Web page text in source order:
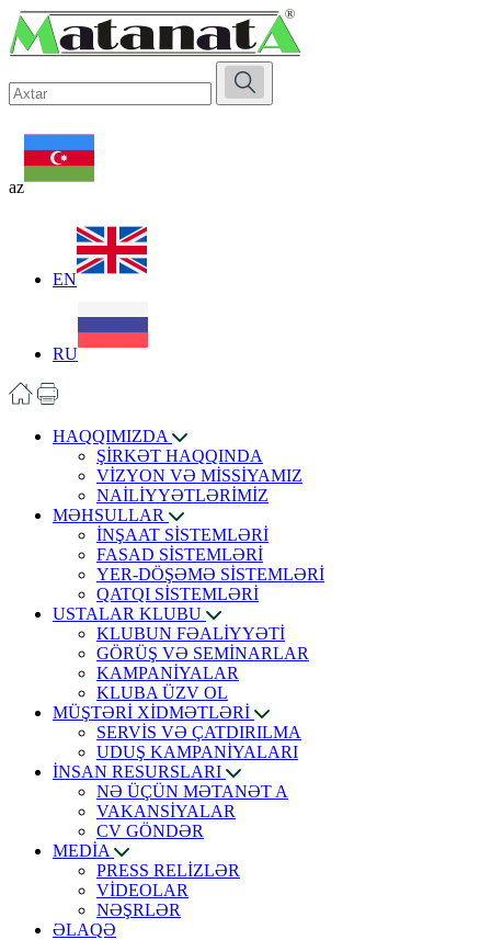
az
EN
RU
HAQQIMIZDA
ŞİRKƏT HAQQINDA
VİZYON VƏ MİSSİYAMIZ
NAİLİYYƏTLƏRİMİZ
MƏHSULLAR
İNŞAAT SİSTEMLƏRİ
FASAD SİSTEMLƏRİ
YER-DÖŞƏMƏ SİSTEMLƏRİ
QATQI SİSTEMLƏRİ
USTALAR KLUBU
KLUBUN FƏALİYYƏTİ
GÖRÜŞ VƏ SEMİNARLAR
KAMPANİYALAR
KLUBA ÜZV OL
MÜŞTƏRİ XİDMƏTLƏRİ
SERVİS VƏ ÇATDIRILMA
UDUŞ KAMPANİYALARI
İNSAN RESURSLARI
NƏ ÜÇÜN MƏTANƏT A
VAKANSİYALAR
CV GÖNDƏR
MEDİA
PRESS RELİZLƏR
VİDEOLAR
NƏŞRLƏR
ƏLAQƏ